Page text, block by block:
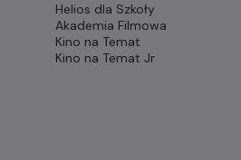
Helios dla Szkoły
Akademia Filmowa
Kino na Temat
Kino na Temat Jr